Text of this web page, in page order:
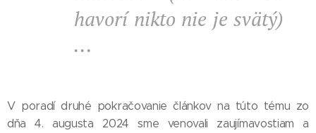
havorí nikto nie je svätý)
...
V poradí druhé pokračovanie článkov na túto tému zo
dňa 4. augusta 2024 sme venovali zaujímavostiam a